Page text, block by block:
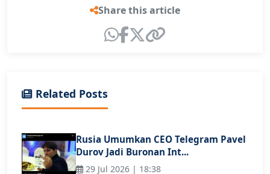
Share this article
Related Posts
Rusia Umumkan CEO Telegram Pavel
Durov Jadi Buronan Int...
29 Jul 2026 | 18:38